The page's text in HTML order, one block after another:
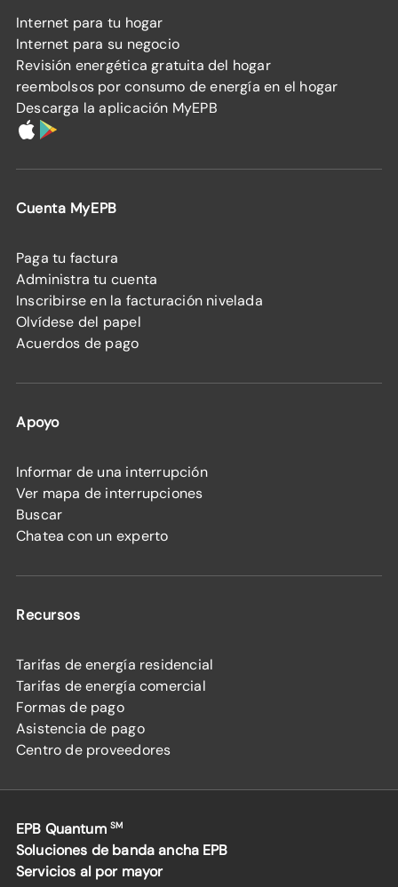
Internet para tu hogar
Internet para su negocio
Revisión energética gratuita del hogar
reembolsos por consumo de energía en el hogar
Descarga la aplicación MyEPB
Cuenta MyEPB
Paga tu factura
Administra tu cuenta
Inscribirse en la facturación nivelada
Olvídese del papel
Acuerdos de pago
Apoyo
Informar de una interrupción
Ver mapa de interrupciones
Buscar
Chatea con un experto
Recursos
Tarifas de energía residencial
Tarifas de energía comercial
Formas de pago
Asistencia de pago
Centro de proveedores
EPB Quantum SM
Soluciones de banda ancha EPB
Servicios al por mayor